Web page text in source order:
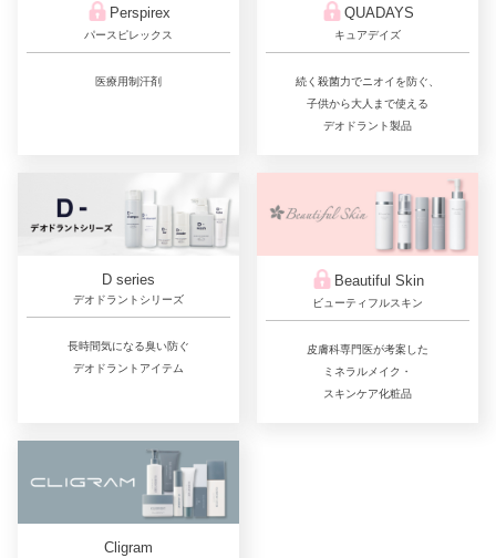
Perspirex
パースピレックス
医療用制汗剤
QUADAYS
キュアデイズ
続く殺菌力でニオイを防ぐ、
子供から大人まで使える
デオドラント製品
D series
デオドラントシリーズ
長時間気になる臭い防ぐ
デオドラントアイテム
Beautiful Skin
ビューティフルスキン
皮膚科専門医が考案した
ミネラルメイク・
スキンケア化粧品
Cligram